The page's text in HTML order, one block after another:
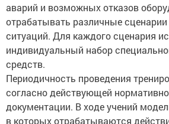
аварий и возможных отказов
отрабатывать различные
ситуаций. Для каждого сценария
индивидуальный набор
средств.
Периодичность проведения
согласно действующей
документации. В ходе учений
в которых отрабатываются